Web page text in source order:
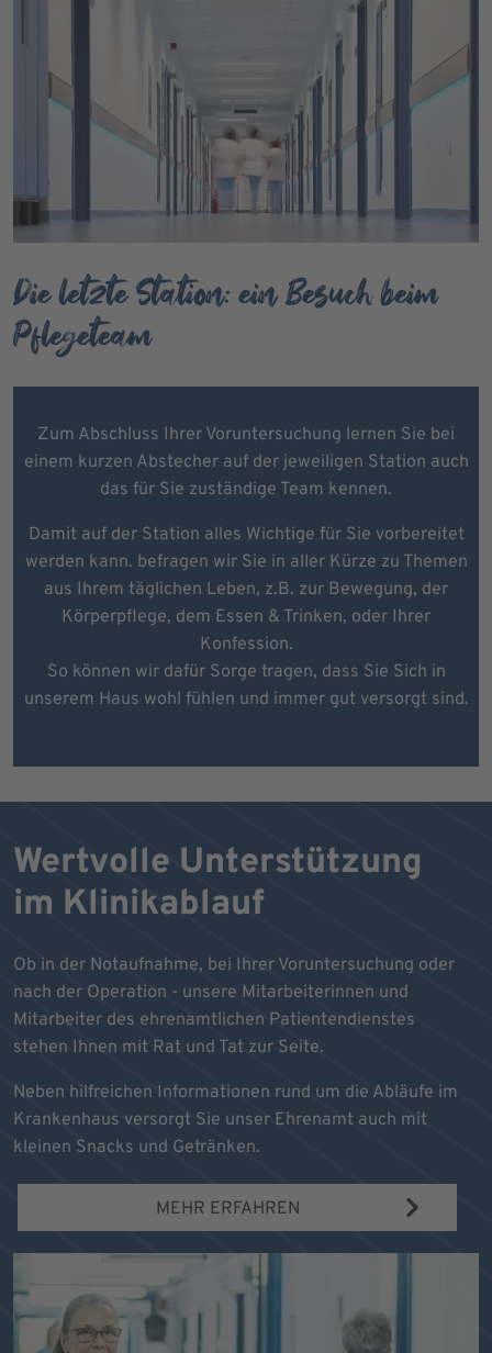
Die letzte Station: ein Besuch beim
Pflegeteam
Zum Abschluss Ihrer Voruntersuchung lernen Sie bei
einem kurzen Abstecher auf der jeweiligen Station auch
das für Sie zuständige Team kennen.
Damit auf der Station alles Wichtige für Sie vorbereitet
werden kann. befragen wir Sie in aller Kürze zu Themen
aus Ihrem täglichen Leben, z.B. zur Bewegung, der
Körperpflege, dem Essen & Trinken, oder Ihrer
Konfession.
So können wir dafür Sorge tragen, dass Sie Sich in
unserem Haus wohl fühlen und immer gut versorgt sind.
Wertvolle Unterstützung
im Klinikablauf
Ob in der Notaufnahme, bei Ihrer Voruntersuchung oder
nach der Operation - unsere Mitarbeiterinnen und
Mitarbeiter des ehrenamtlichen Patientendienstes
stehen Ihnen mit Rat und Tat zur Seite.
Neben hilfreichen Informationen rund um die Abläufe im
Krankenhaus versorgt Sie unser Ehrenamt auch mit
kleinen Snacks und Getränken.
MEHR ERFAHREN